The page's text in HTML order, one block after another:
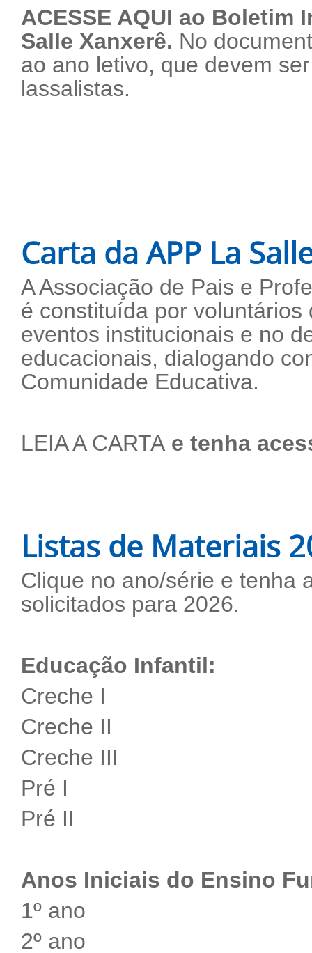
ACESSE AQUI ao Boletim
Salle Xanxerê. No
ao ano letivo, que devem
lassalistas.
Carta da APP La
A Associação de Pais e
é constituída por
eventos institucionais e no
educacionais, dialogando
Comunidade Educativa.
LEIA A CARTA e tenha
Listas de Materiais
Clique no ano/série e tenha
solicitados para 2026.
Educação Infantil:
Creche I
Creche II
Creche III
Pré I
Pré II
Anos Iniciais do Ensino
1º ano
2º ano